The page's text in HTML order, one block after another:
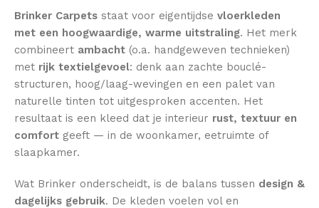
Brinker Carpets staat voor eigentijdse vloerkleden
met een hoogwaardige, warme uitstraling. Het merk
combineert ambacht (o.a. handgeweven technieken)
met rijk textielgevoel: denk aan zachte bouclé-
structuren, hoog/laag-wevingen en een palet van
naturelle tinten tot uitgesproken accenten. Het
resultaat is een kleed dat je interieur rust, textuur en
comfort geeft — in de woonkamer, eetruimte of
slaapkamer.
Wat Brinker onderscheidt, is de balans tussen design &
dagelijks gebruik. De kleden voelen vol en